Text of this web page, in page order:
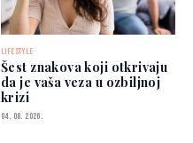
LIFESTYLE
Šest znakova koji otkrivaju
da je vaša veza u ozbiljnoj
krizi
04. 08. 2026.